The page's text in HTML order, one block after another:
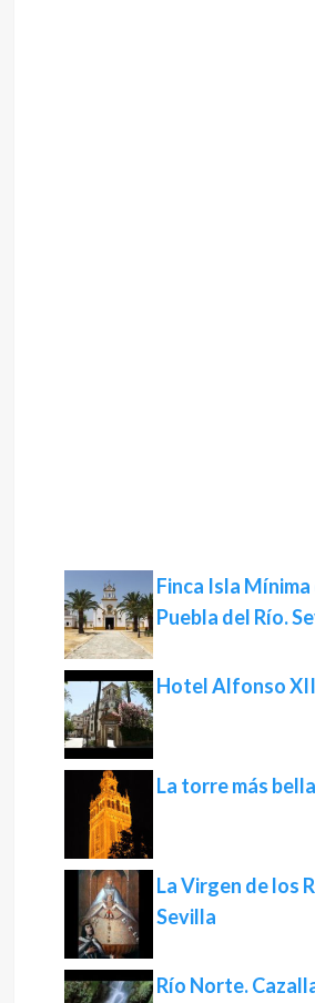
Finca Isla
Puebla del Río.
Hotel Alfonso
La torre más
La Virgen de los
Sevilla
Río Norte.